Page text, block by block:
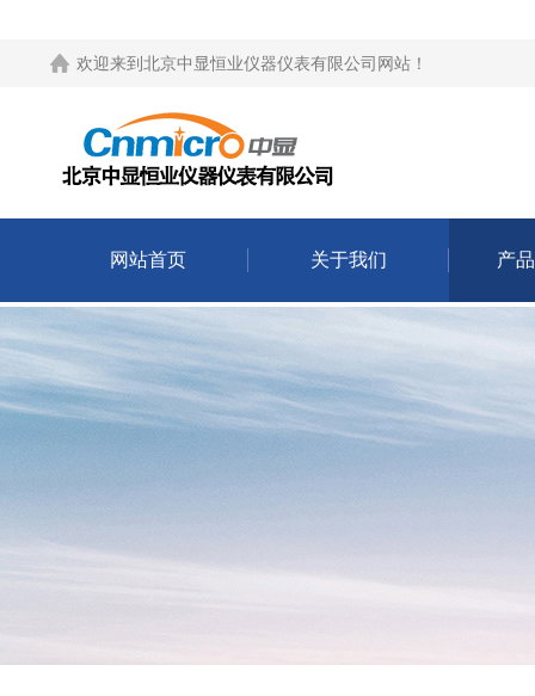
欢迎来到 北京中显恒业仪器仪表有限公司网站 ！
网站首页 关于我们 产